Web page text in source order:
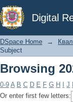
Digital
Browsing
DSpace Home →
Subject
Browsing
0-9 A B C D E F G H J
Or enter first few letters: